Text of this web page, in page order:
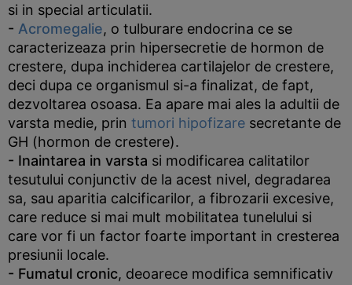
si in special articulatii.
- Acromegalie, o tulburare endocrina ce se
caracterizeaza prin hipersecretie de hormon de
crestere, dupa inchiderea cartilajelor de crestere,
deci dupa ce organismul si-a finalizat, de fapt,
dezvoltarea osoasa. Ea apare mai ales la adultii de
varsta medie, prin tumori hipofizare secretante de
GH (hormon de crestere).
- Inaintarea in varsta si modificarea calitatilor
tesutului conjunctiv de la acest nivel, degradarea
sa, sau aparitia calcificarilor, a fibrozarii excesive,
care reduce si mai mult mobilitatea tunelului si
care vor fi un factor foarte important in cresterea
presiunii locale.
- Fumatul cronic, deoarece modifica semnificativ